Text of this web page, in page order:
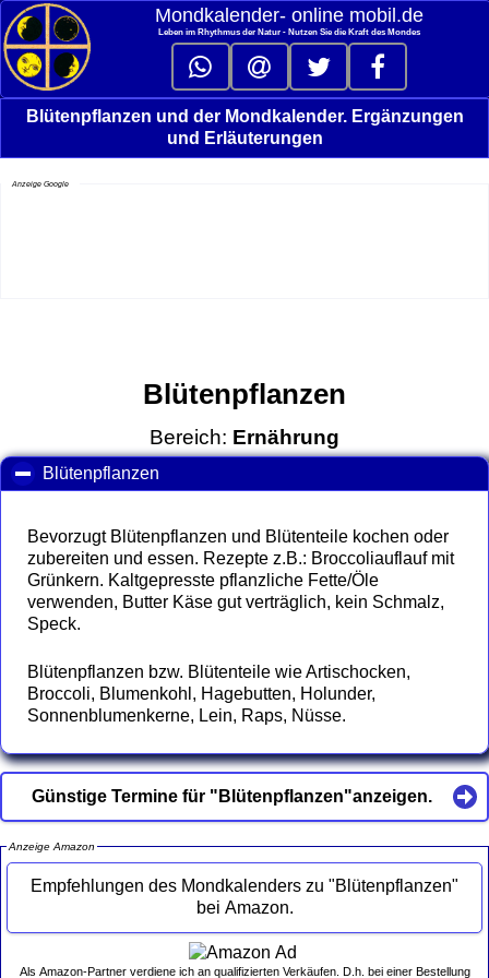
Mondkalender‑ online mobil.de
Leben im Rhythmus der Natur - Nutzen Sie die Kraft des Mondes
Blütenpflanzen und der Mondkalender. Ergänzungen
und Erläuterungen
Anzeige Google
Blütenpflanzen
Bereich: Ernährung
Blütenpflanzen
Bevorzugt Blütenpflanzen und Blütenteile kochen oder
zubereiten und essen. Rezepte z.B.: Broccoliauflauf mit
Grünkern. Kaltgepresste pflanzliche Fette/Öle
verwenden, Butter Käse gut verträglich, kein Schmalz,
Speck.
Blütenpflanzen bzw. Blütenteile wie Artischocken,
Broccoli, Blumenkohl, Hagebutten, Holunder,
Sonnenblumenkerne, Lein, Raps, Nüsse.
Günstige Termine für "Blütenpflanzen"anzeigen.
Anzeige Amazon
Empfehlungen des Mondkalenders zu "Blütenpflanzen"
bei Amazon.
Als Amazon-Partner verdiene ich an qualifizierten Verkäufen. D.h. bei einer Bestellung